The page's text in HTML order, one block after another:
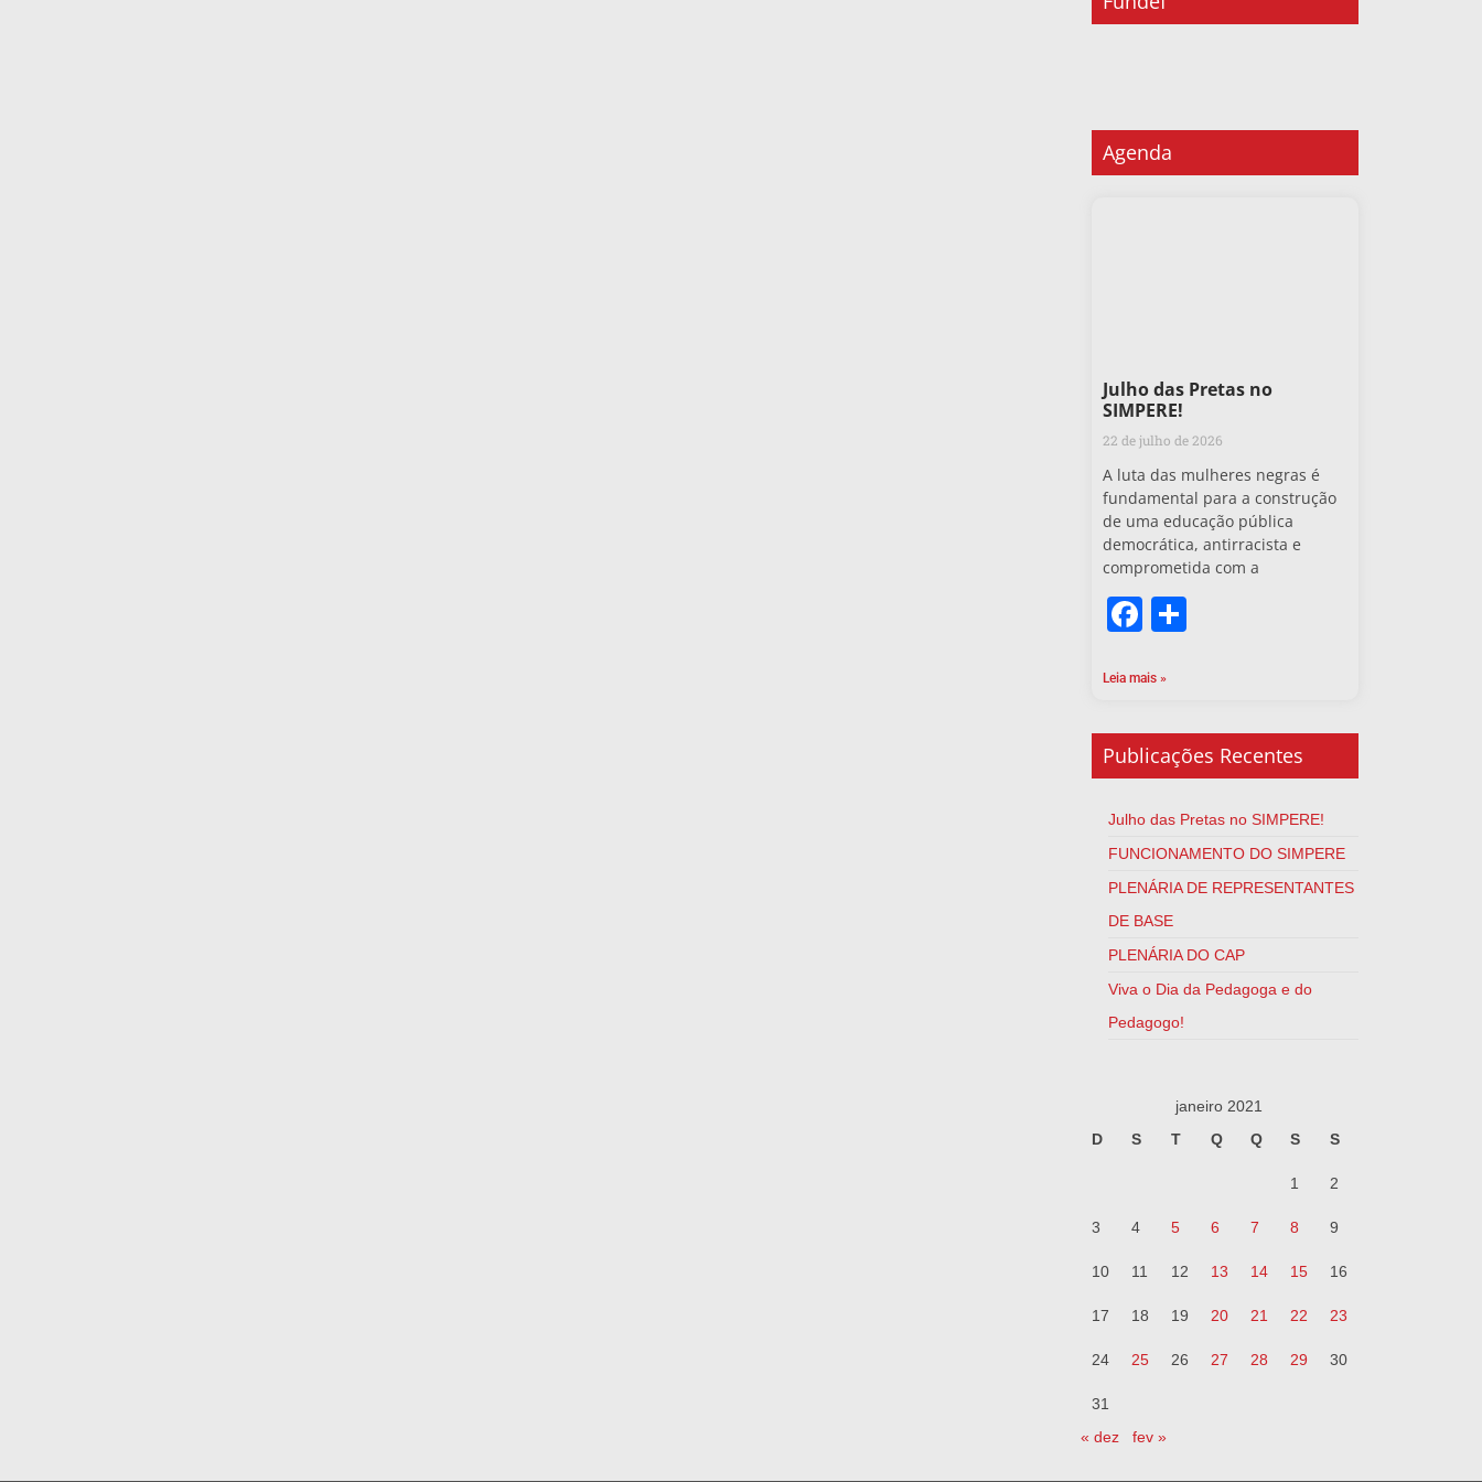
Agenda
Julho das Pretas no
SIMPERE!
22 de julho de 2026
A luta das mulheres negras é
fundamental para a construção
de uma educação pública
democrática, antirracista e
comprometida com a
Facebook
Leia mais »
Publicações Recentes
Julho das Pretas no SIMPERE!
FUNCIONAMENTO DO SIMPERE
PLENÁRIA DE REPRESENTANTES
DE BASE
PLENÁRIA DO CAP
Viva o Dia da Pedagoga e do
Pedagogo!
janeiro 2021
D
S T Q Q S S
1 2
3 4 5 6 7 8 9
10 11 12 13 14 15 16
17 18 19 20 21 22 23
24 25 26 27 28 29 30
31
« dez
fev »